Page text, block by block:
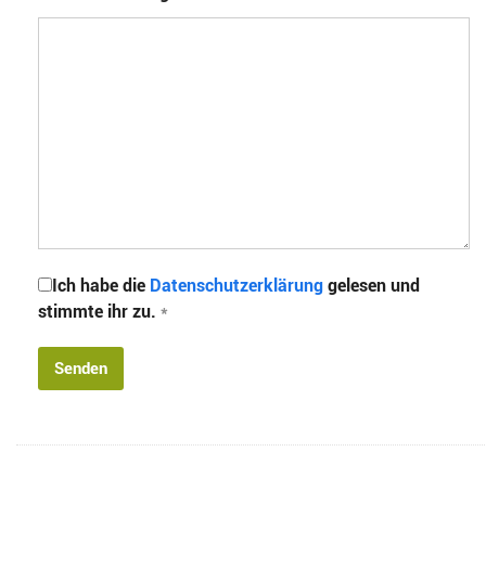
Ich habe die Datenschutzerklärung gelesen und
stimmte ihr zu. *